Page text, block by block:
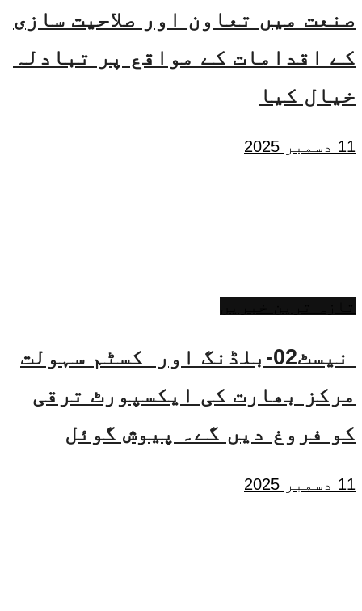
صنعت میں تعاون اور صلاحیت سازی
کے اقدامات کے مواقع پر تبادلہ
خیال کیا
11 دسمبر 2025
نیسٹ02-بلڈنگ اور کسٹم سہولت
مرکز بھارت کی ایکسپورٹ ترقی
کو فروغ دیں گے۔ پیوش گوئل
11 دسمبر 2025